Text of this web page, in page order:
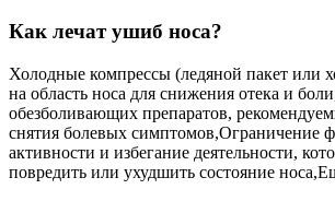
Как лечат ушиб носа?
Холодные компрессы (ледяной пакет или
на область носа для снижения отека и
обезболивающих препаратов,
снятия болевых симптомов,Ограничение
активности и избегание деятельности,
повредить или ухудшить состояние